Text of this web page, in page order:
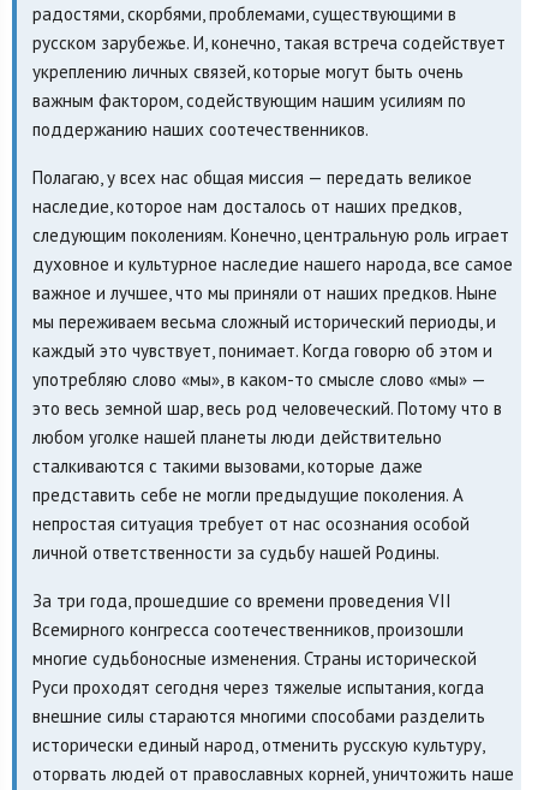
радостями, скорбями, проблемами, существующими в
русском зарубежье. И, конечно, такая встреча содействует
укреплению личных связей, которые могут быть очень
важным фактором, содействующим нашим усилиям по
поддержанию наших соотечественников.
Полагаю, у всех нас общая миссия — передать великое
наследие, которое нам досталось от наших предков,
следующим поколениям. Конечно, центральную роль играет
духовное и культурное наследие нашего народа, все самое
важное и лучшее, что мы приняли от наших предков. Ныне
мы переживаем весьма сложный исторический периоды, и
каждый это чувствует, понимает. Когда говорю об этом и
употребляю слово «мы», в каком-то смысле слово «мы» —
это весь земной шар, весь род человеческий. Потому что в
любом уголке нашей планеты люди действительно
сталкиваются с такими вызовами, которые даже
представить себе не могли предыдущие поколения. А
непростая ситуация требует от нас осознания особой
личной ответственности за судьбу нашей Родины.
За три года, прошедшие со времени проведения VII
Всемирного конгресса соотечественников, произошли
многие судьбоносные изменения. Страны исторической
Руси проходят сегодня через тяжелые испытания, когда
внешние силы стараются многими способами разделить
исторически единый народ, отменить русскую культуру,
оторвать людей от православных корней, уничтожить наше